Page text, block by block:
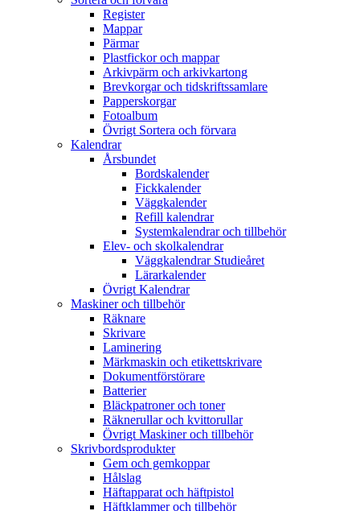
Register
Mappar
Pärmar
Plastfickor och mappar
Arkivpärm och arkivkartong
Brevkorgar och tidskriftssamlare
Papperskorgar
Fotoalbum
Övrigt Sortera och förvara
Kalendrar
Årsbundet
Bordskalender
Fickkalender
Väggkalender
Refill kalendrar
Systemkalendrar och tillbehör
Elev- och skolkalendrar
Väggkalendrar Studieåret
Lärarkalender
Övrigt Kalendrar
Maskiner och tillbehör
Räknare
Skrivare
Laminering
Märkmaskin och etikettskrivare
Dokumentförstörare
Batterier
Bläckpatroner och toner
Räknerullar och kvittorullar
Övrigt Maskiner och tillbehör
Skrivbordsprodukter
Gem och gemkoppar
Hålslag
Häftapparat och häftpistol
Häftklammer och tillbehör